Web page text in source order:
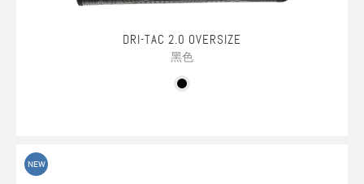
DRI-TAC 2.0 OVERSIZE
黑色
NEW